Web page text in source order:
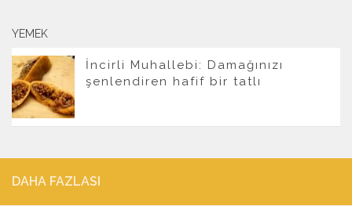
YEMEK
İncirli Muhallebi: Damağınızı
şenlendiren hafif bir tatlı
DAHA FAZLASI